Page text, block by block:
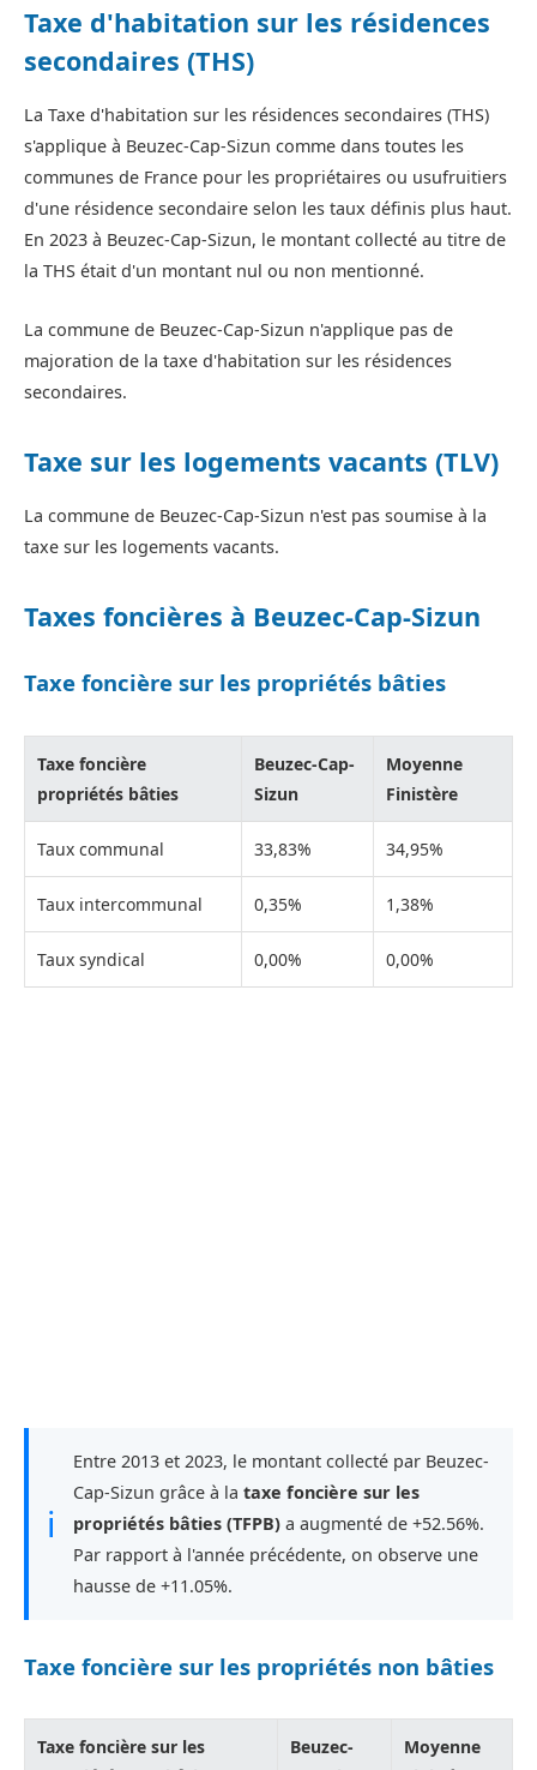
Taxe d'habitation sur les résidences
secondaires (THS)
La Taxe d'habitation sur les résidences secondaires (THS)
s'applique à Beuzec-Cap-Sizun comme dans toutes les
communes de France pour les propriétaires ou usufruitiers
d'une résidence secondaire selon les taux définis plus haut.
En 2023 à Beuzec-Cap-Sizun, le montant collecté au titre de
la THS était d'un montant nul ou non mentionné.
La commune de Beuzec-Cap-Sizun n'applique pas de
majoration de la taxe d'habitation sur les résidences
secondaires.
Taxe sur les logements vacants (TLV)
La commune de Beuzec-Cap-Sizun n'est pas soumise à la
taxe sur les logements vacants.
Taxes foncières à Beuzec-Cap-Sizun
Taxe foncière sur les propriétés bâties
Taxe foncière
propriétés bâties
Beuzec-Cap-
Sizun
Moyenne
Finistère
Taux communal 33,83% 34,95%
Taux intercommunal 0,35% 1,38%
Taux syndical 0,00% 0,00%
ℹ
Entre 2013 et 2023, le montant collecté par Beuzec-
Cap-Sizun grâce à la taxe foncière sur les
propriétés bâties (TFPB) a augmenté de +52.56%.
Par rapport à l'année précédente, on observe une
hausse de +11.05%.
Taxe foncière sur les propriétés non bâties
Taxe foncière sur les
Beuzec-
Moyenne